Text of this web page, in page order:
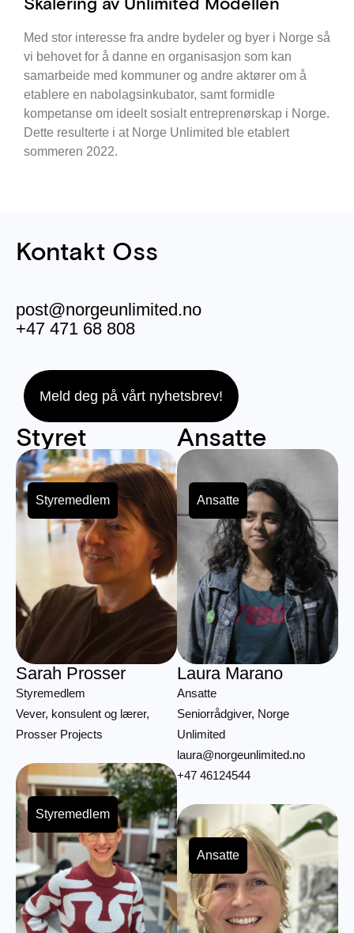
Skalering av Unlimited Modellen
Med stor interesse fra andre bydeler og byer i Norge så
vi behovet for å danne en organisasjon som kan
samarbeide med kommuner og andre aktører om å
etablere en nabolagsinkubator, samt formidle
kompetanse om ideelt sosialt entreprenørskap i Norge.
Dette resulterte i at Norge Unlimited ble etablert
sommeren 2022.
Kontakt Oss
post@norgeunlimited.no
+47 471 68 808
Meld deg på vårt nyhetsbrev!
Styret
Styremedlem
Sarah Prosser
Styremedlem
Vever, konsulent og lærer,
Prosser Projects
Styremedlem
Ansatte
Ansatte
Laura Marano
Ansatte
Seniorrådgiver, Norge
Unlimited
laura@norgeunlimited.no
+47 46124544
Ansatte